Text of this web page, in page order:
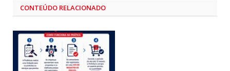
CONTEÚDO RELACIONADO